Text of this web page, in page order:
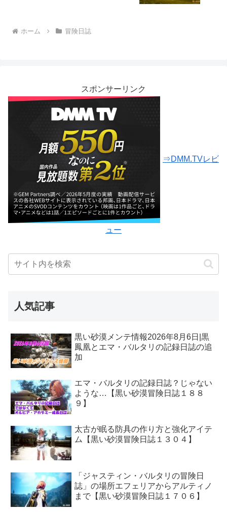
ホーム 冒険日誌
スポンサーリンク
⇒DMM.TVレビ
ュー
人気記事
黒い砂漠メンテ情報2026年8月6日|黒
鳳凰とエマ・バルタリの記録日誌の追
加
エマ・バルタリの記録日誌？じゃない
ような…【黒い砂漠冒険日誌１８８
９】
太古が眠る防具の作り方と強化アイテ
ム【黒い砂漠冒険日誌１３０４】
「ジャスティン・バルタリの冒険日
誌」の場所エフェリアからアルティノ
まで【黒い砂漠冒険日誌１７０６】